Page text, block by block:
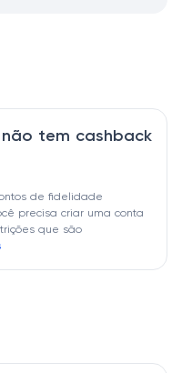
tem cashback
de fidelidade
precisa criar uma conta
que são